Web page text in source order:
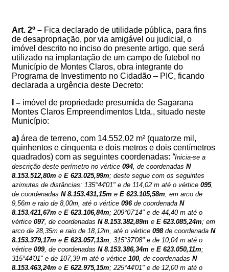
Art. 2º – Fica declarado de utilidade pública, para fins
de desapropriação, por via amigável ou judicial, o
imóvel descrito no inciso do presente artigo, que será
utilizado na implantação de um campo de futebol no
Município de Montes Claros, obra integrante do
Programa de Investimento no Cidadão – PIC, ficando
declarada a urgência deste Decreto:
I – imóvel de propriedade presumida de Sagarana
Montes Claros Empreendimentos Ltda., situado neste
Município:
a) área de terreno, com 14.552,02 m² (quatorze mil,
quinhentos e cinquenta e dois metros e dois centímetros
quadrados) com as seguintes coordenadas: “Inicia-se a
descrição deste perímetro no vértice 094 , de coordenadas N
8.153.512,80m e E 623.025,99m; deste segue com os seguintes
azimutes de distâncias: 135°44'01" e de 114,02 m até o vértice 095,
de coordenadas N 8.153.431,15m e E 623.105,58m; em arco de
9,56m e raio de 8,00m, até o vértice 096 de coordenada N
8.153.421,67m e E 623.106,84m; 209°07'14" e de 44,40 m até o
vértice 097, de coordenadas N 8.153.382,89m e E 623.085,24m; em
arco de 28,35m e raio de 18,12m, até o vértice 098 de coordenada N
8.153.379,17m e E 623.057,13m; 315°37'08" e de 10,04 m até o
vértice 099, de coordenadas N 8.153.386,34m e E 623.050,11m;
315°44'01" e de 107,39 m até o vértice 100 , de coordenadas N
8.153.463,24m e E 622.975,15m; 225°44'01" e de 12,00 m até o